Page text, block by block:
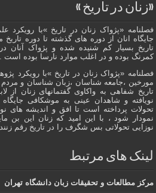
«زنان در تاریخ »
فصلنامه «پژواک زنان در تاریخ »با
جایگاه انان از دوره هاى گذشته تا دوره
تاریخ بسیار کم شنیده شده و پژواک آنان
کمرنگ بوده و در اغلب موارد نارسا بوده است .
فصلنامه «پژواک زنان در تاریخ »با رویکرد
مورخین ،جامعه شناسان ،زبان شناسان و
تاریخ شفاهی به واکاوی گفتمانهاى زنان از
نویافته و شاهدان عينى به موشکافی
تحولات پرداخته است تا افق و اندیشه های
نمودار شود ، با این امید که زنان این بن
نوزایی تحولاتی بس شگرف را در تاریخ رقم زنند
لینک های مرتبط
مرکز مطالعات و تحقیقات زبان دانشگاه تهران